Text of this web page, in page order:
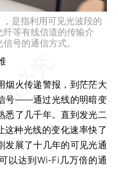
是指利用可见光波段的
等有线信道的传输介
号的通信方式。
火传递警报，到茫茫大
号——通过光线的明暗变
悉了几千年。直到发光二
这种光线的变化速率快了
发展了十几年的可见光通
以达到Wi-Fi几万倍的通